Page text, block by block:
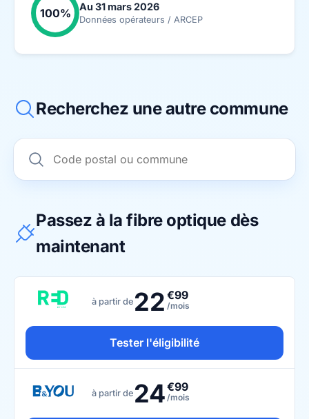
100% Au 31 mars 2026
Données opérateurs / ARCEP
Recherchez une autre commune
Passez à la fibre optique dès
maintenant
à partir de 22 €99
/mois
Tester l'éligibilité
à partir de 24€99
/mois